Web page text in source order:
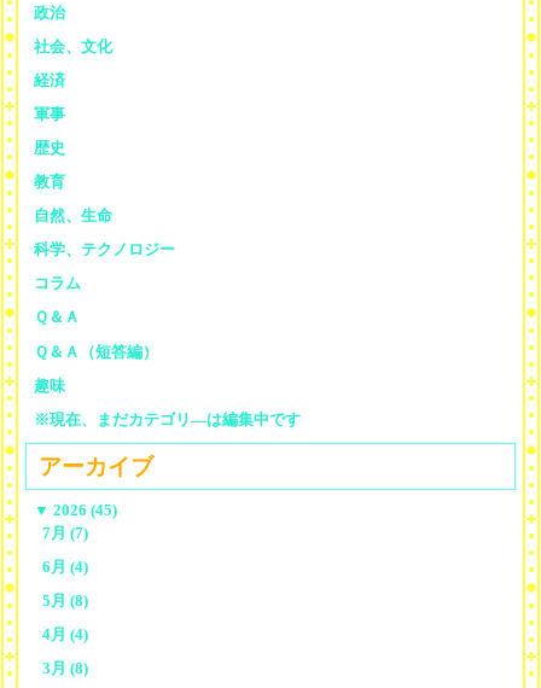
政治
社会、文化
経済
軍事
歴史
教育
自然、生命
科学、テクノロジー
コラム
Ｑ＆Ａ
Ｑ＆Ａ（短答編）
趣味
※現在、まだカテゴリ—は編集中です
アーカイブ
▼ 2026 (45)
7月 (7)
6月 (4)
5月 (8)
4月 (4)
3月 (8)